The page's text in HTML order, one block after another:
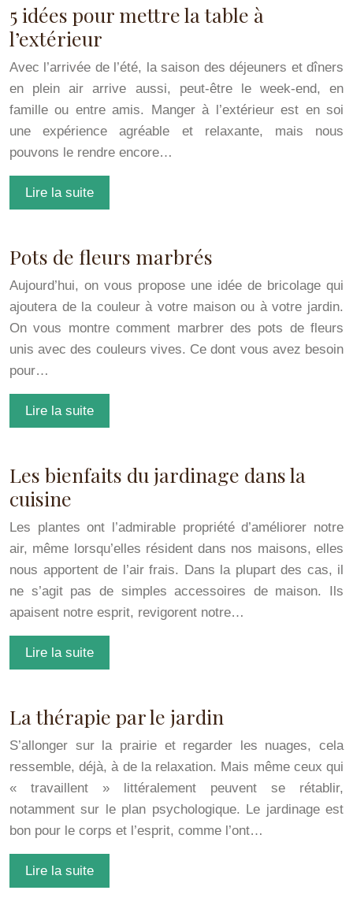
5 idées pour mettre la table à
l’extérieur
Avec l’arrivée de l’été, la saison des déjeuners et dîners
en plein air arrive aussi, peut-être le week-end, en
famille ou entre amis. Manger à l’extérieur est en soi
une expérience agréable et relaxante, mais nous
pouvons le rendre encore…
Lire la suite
Pots de fleurs marbrés
Aujourd’hui, on vous propose une idée de bricolage qui
ajoutera de la couleur à votre maison ou à votre jardin.
On vous montre comment marbrer des pots de fleurs
unis avec des couleurs vives. Ce dont vous avez besoin
pour…
Lire la suite
Les bienfaits du jardinage dans la
cuisine
Les plantes ont l’admirable propriété d’améliorer notre
air, même lorsqu’elles résident dans nos maisons, elles
nous apportent de l’air frais. Dans la plupart des cas, il
ne s’agit pas de simples accessoires de maison. Ils
apaisent notre esprit, revigorent notre…
Lire la suite
La thérapie par le jardin
S’allonger sur la prairie et regarder les nuages, cela
ressemble, déjà, à de la relaxation. Mais même ceux qui
« travaillent » littéralement peuvent se rétablir,
notamment sur le plan psychologique. Le jardinage est
bon pour le corps et l’esprit, comme l’ont…
Lire la suite